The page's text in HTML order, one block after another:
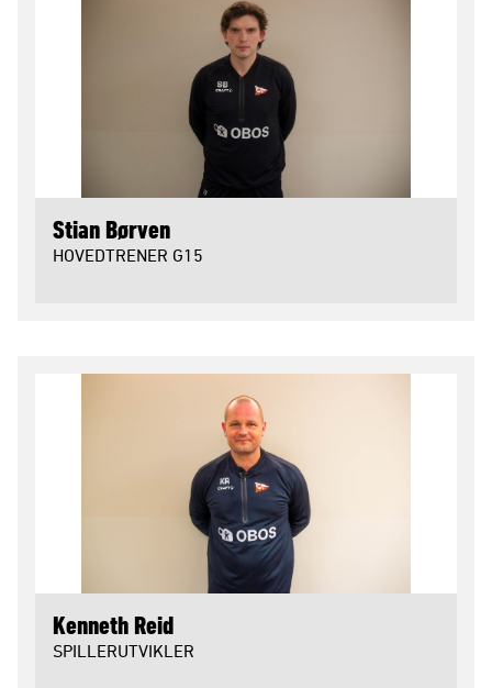
Stian Børven
HOVEDTRENER G15
Kenneth Reid
SPILLERUTVIKLER